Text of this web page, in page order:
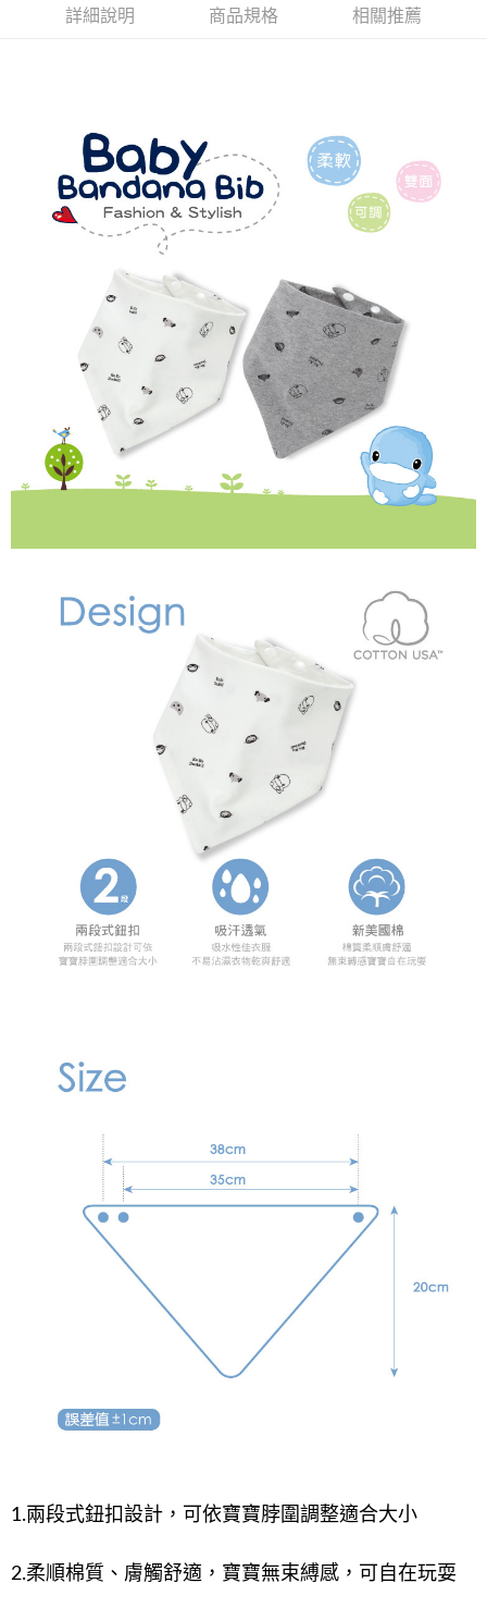
【關於「AFTEE先享後付」】
【「AFTEE先享後付」結帳流程】
１．於結帳方式選擇「AFTEE先享後付」後，將跳轉至「AFTEE先享後付」
結帳頁面，進行簡訊認證並確認金額後，即可完成結帳。
２．訂單成立數日內，您將收到繳費通知簡訊。
３．收到繳費通知簡訊後14天內，點擊此簡訊中的連結，可透過四大超商／
ATM／網路銀行／等多元方式進行付款，方視為交易完成。
※ 請注意：結帳手續完成當下不需立刻繳費，但若您需要取消訂單，請聯絡
購買商品的店家。未經商家同意取消之訂單仍視為有效，需透過AFTEE先享
後付繳納相關費用。
※ 交易是否成功請以「AFTEE先享後付 」之結帳頁面顯示為準，若有關於
是否繳費成功／繳費後需取消欲退款等相關疑問，請聯繫「AFTEE先享後付
客戶支援中心」
https://netprotections.freshdesk.com/support/home
【注意事項】
１．透過由恩沛科技股份有限公司提供之「AFTEE先享後付」服務完成之交
易，需依本服務之必要範圍內提供個人資料，並將交易相關給付款項請求債
權轉讓予恩沛科技股份有限公司。
２．關於個人資料處理事宜，請瀏覽以下網址：
時審查核予不同之上限額度；若仍有額度不足之情形，本公司將視審查結果
請求用戶進行身份認證。
５．嚴禁一人註冊多個帳號或使用他人資訊註冊。若發現惡意使用之情形，
恩沛科技股份有限公司將有權停止該用戶之使用額度並採取法律行動。
ATM付款
每筆NT$150，滿NT$799(含以上)免運費
7-11取貨付款
每筆NT$150，滿NT$799(含以上)免運費
每筆NT$150，滿NT$1,299(含以上)免運費
詳細說明 商品規格 相關推薦
1.兩段式鈕扣設計，可依寶寶脖圍調整適合大小
2.柔順棉質、膚觸舒適，寶寶無束縛感，可自在玩耍